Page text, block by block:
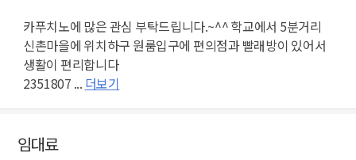
카푸치노에 많은 관심 부탁드립니다.~^^ 학교에서 5분거리
신촌마을에 위치하구 원룸입구에 편의점과 빨래방이 있어서
생활이 편리합니다
2351807 ... 더보기
임대료